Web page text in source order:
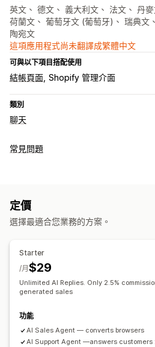
英文、 德文、 義大利文、 法文、 丹
荷蘭文、 葡萄牙文 (葡萄牙)、 瑞典文
陶宛文
這項應用程式尚未翻譯成繁體中文
可與以下項目搭配使用
結帳頁面 Shopify 管理介面
類別
聊天
即時傳訊
折扣
自訂
常見問題
定價
選擇最適合您業務的方案。
Starter
$29
/月
Unlimited AI Replies. Only 2.5%
generated sales
功能
AI Sales Agent — converts browsers
AI Support Agent —answers customers